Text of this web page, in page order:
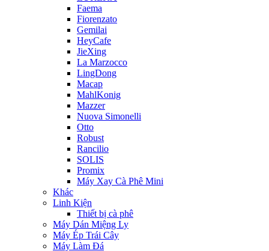
Faema
Fiorenzato
Gemilai
HeyCafe
JieXing
La Marzocco
LingDong
Macap
MahlKonig
Mazzer
Nuova Simonelli
Otto
Robust
Rancilio
SOLIS
Promix
Máy Xay Cà Phê Mini
Khác
Linh Kiện
Thiết bị cà phê
Máy Dán Miệng Ly
Máy Ép Trái Cây
Máy Làm Đá